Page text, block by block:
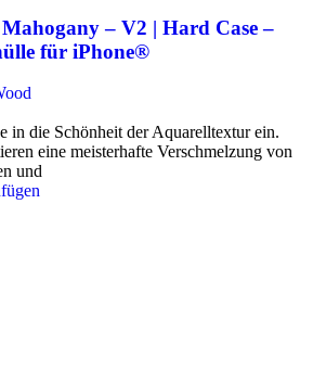
– V2 | Hard Case –
für iPhone®
in die Schönheit der Aquarelltextur ein.
eine meisterhafte Verschmelzung von
und